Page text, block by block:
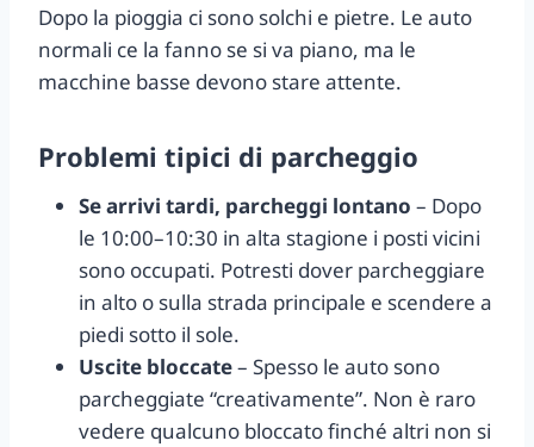
Dopo la pioggia ci sono solchi e pietre. Le auto
normali ce la fanno se si va piano, ma le
macchine basse devono stare attente.
Problemi tipici di parcheggio
Se arrivi tardi, parcheggi lontano – Dopo
le 10:00–10:30 in alta stagione i posti vicini
sono occupati. Potresti dover parcheggiare
in alto o sulla strada principale e scendere a
piedi sotto il sole.
Uscite bloccate– Spesso le auto sono
parcheggiate “creativamente”. Non è raro
vedere qualcuno bloccato finché altri non si